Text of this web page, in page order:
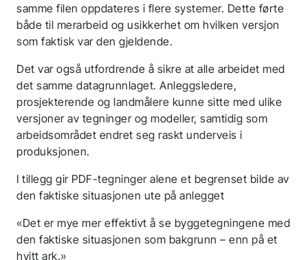
samme filen oppdateres i flere systemer. Dette førte
både til merarbeid og usikkerhet om hvilken versjon
som faktisk var den gjeldende.
Det var også utfordrende å sikre at alle arbeidet med
det samme datagrunnlaget. Anleggsledere,
prosjekterende og landmålere kunne sitte med ulike
versjoner av tegninger og modeller, samtidig som
arbeidsområdet endret seg raskt underveis i
produksjonen.
I tillegg gir PDF-tegninger alene et begrenset bilde av
den faktiske situasjonen ute på anlegget
«Det er mye mer effektivt å se byggetegningene med
den faktiske situasjonen som bakgrunn – enn på et
hvitt ark.»